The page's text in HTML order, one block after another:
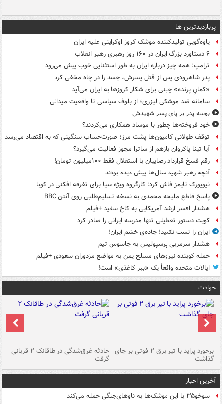
پربازدیدترین ها
یاوه‌گویی تولیدکننده موشک کروز اوکراینی علیه ایران
۶ دستاورد بزرگ ایران در ۱۶۰ روز رهبری رهبر انقلاب
ترامپ: همه چیز درباره ایران به طور استثنایی خوب پیش می‌رود
پدر شاهرودی پس از قتل پسرش، جسد را در چاه مخفی کرد
«کمانِ پرنده» چینی برای شکار کروزها به ایران می‌آید
سامانه ضد موشکی لیزری؛ از بلوف سیاسی تا واقعیت میدانی
بوسه‌ پدر بر پای پسر شهیدش
خود فروخته‌ها چطور با موساد همکاری می‌کردند؟
توقف طولانی کامیون‌ها پشت مرز؛ صورت‌حساب سنگینی که به اقتصاد می‌رسد
آیا تینا پاکروان بازهم از ساترا مجوز فعالیت می‌گیرد؟
رقم فسخ قرارداد رضاییان با استقلال فقط ۱۰۰میلیون تومان!
آنچه رهبر شهید سال‌ها پیش دیده بودند
نیویورک تایمز فاش کرد: کارگروه ویژه سیا برای تفرقه افکنی در کوبا
پاسخ قاطع ملیحه محمدی به نسخه تسلیم‌طلبی روی آنتن BBC
هشدار افسر ارشد آمریکایی به کاخ سفید +فیلم
کویت دستور تعطیلی تنها مدرسه ایرانی را صادر کرد
ایران را تست نکنید! جاده‌ی خشم ایران!
هشدار سرمربی پرسپولیس به جاسوس تیم
حمله کوبنده نیروهای مسلح یمن به مواضع مزدوران سعودی +فیلم
ایالات متحده واقعاً یک «ببر کاغذی» است!
حوادث
برخورد پراید با تیر برق ۲ فوتی بر جای
گذاشت
حادثه غرق‌شدگی در طاقانک ۲ قربانی
گرفت
آخرین اخبار
سوخو۳۵ با این موشک‌ها به ناوهای‌جنگی حمله می‌کند